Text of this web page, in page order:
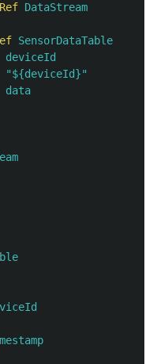
DataStream
SensorDataTable
deviceId
"${deviceId}"
data